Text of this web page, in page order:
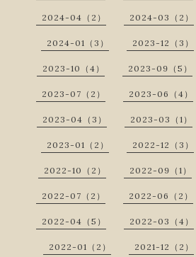
2024-04（2） 2024-03（2）
2024-01（3） 2023-12（3）
2023-10（4） 2023-09（5）
2023-07（2） 2023-06（4）
2023-04（3） 2023-03（1）
2023-01（2） 2022-12（3）
2022-10（2） 2022-09（1）
2022-07（2） 2022-06（2）
2022-04（5） 2022-03（4）
2022-01（2） 2021-12（2）